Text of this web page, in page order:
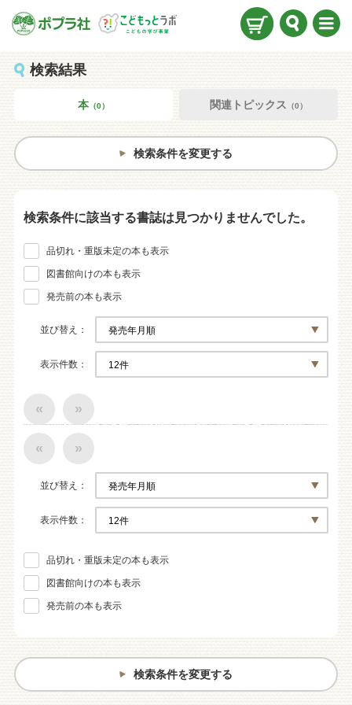
検索結果
本（0） 関連トピックス （0）
検索条件を変更する
検索条件に該当する書誌は見つかりませんでした。
品切れ・重版未定の本も表示
図書館向けの本も表示
発売前の本も表示
並び替え
表示件数
« »
« »
並び替え
表示件数
品切れ・重版未定の本も表示
図書館向けの本も表示
発売前の本も表示
検索条件を変更する